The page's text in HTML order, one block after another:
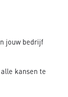
jouw bedrijf
kansen te